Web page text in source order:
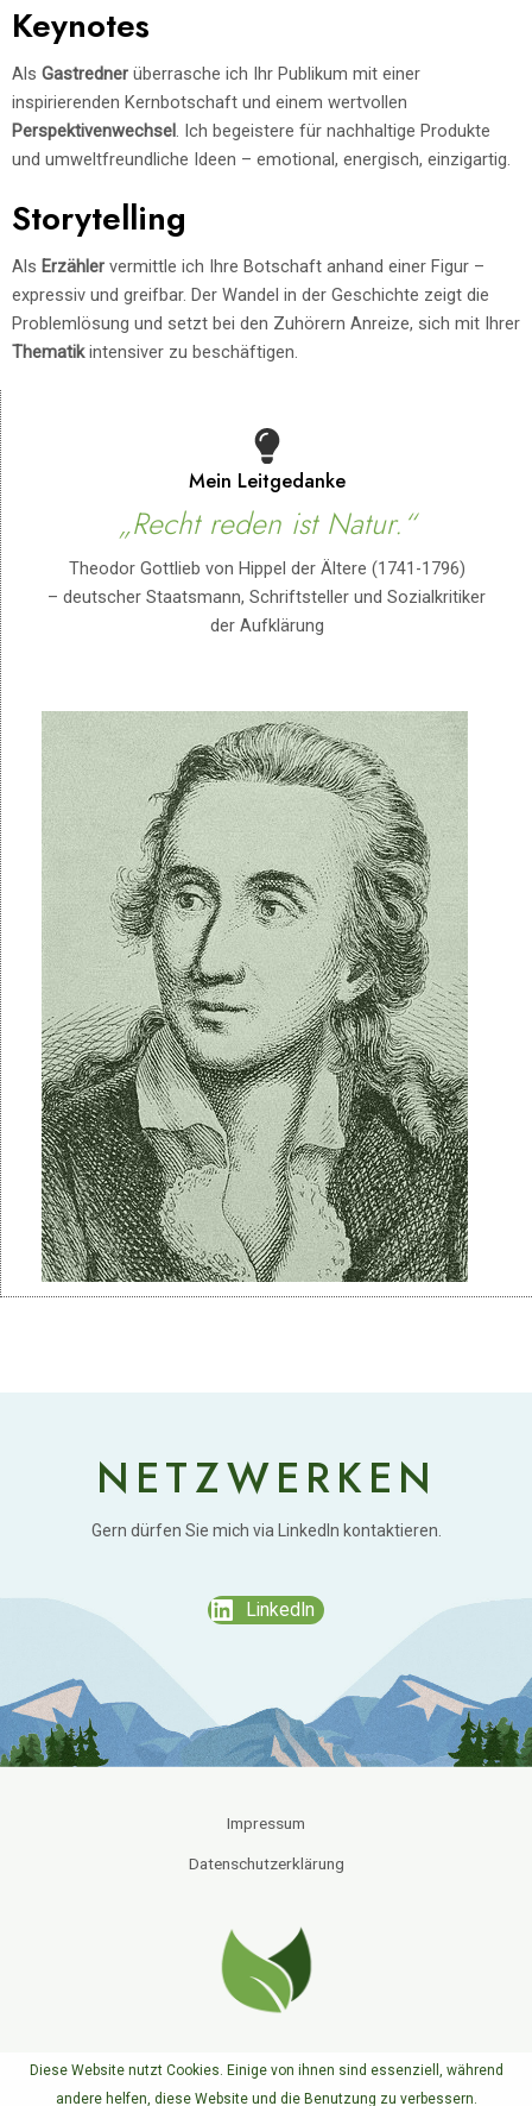
Keynotes
Als Gastredner überrasche ich Ihr Publikum mit einer
inspirierenden Kernbotschaft und einem wertvollen
Perspektivenwechsel. Ich begeistere für nachhaltige Produkte
und umweltfreundliche Ideen – emotional, energisch, einzigartig.
Storytelling
Als Erzähler vermittle ich Ihre Botschaft anhand einer Figur –
expressiv und greifbar. Der Wandel in der Geschichte zeigt die
Problemlösung und setzt bei den Zuhörern Anreize, sich mit Ihrer
Thematikintensiver zu beschäftigen.
Mein Leitgedanke
„Recht reden ist Natur.“
Theodor Gottlieb von Hippel der Ältere (1741-1796)
– deutscher Staatsmann, Schriftsteller und Sozialkritiker
der Aufklärung
NETZWERKEN
Gern dürfen Sie mich via LinkedIn kontaktieren.
LinkedIn
Impressum
Datenschutzerklärung
© Sven Hähle | Umweltbildung & Kommunikation
Diese Website nutzt Cookies. Einige von ihnen sind essenziell, während
andere helfen, diese Website und die Benutzung zu verbessern.